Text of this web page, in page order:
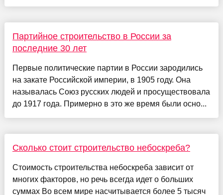
Партийное строительство в России за
последние 30 лет
Первые политические партии в России зародились
на закате Российской империи, в 1905 году. Она
называлась Союз русских людей и просуществовала
до 1917 года. Примерно в это же время были осно...
Сколько стоит строительство небоскреба?
Стоимость строительства небоскреба зависит от
многих факторов, но речь всегда идет о больших
суммах Во всем мире насчитывается более 5 тысяч